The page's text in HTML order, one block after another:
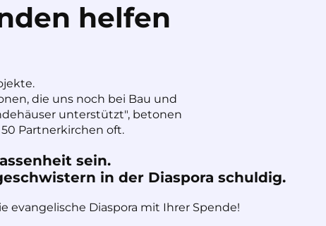
helfen
die uns noch bei Bau und
unterstützt", betonen
Partnerkirchen oft.
sein.
in der Diaspora schuldig.
evangelische Diaspora mit Ihrer Spende!